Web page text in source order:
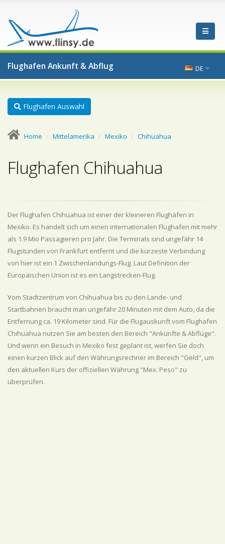
Flughafen Ankunft & Abflug DE
Flughafen Auswahl
Home Mittelamerika Mexiko Chihuahua
Flughafen Chihuahua
Der Flughafen Chihuahua ist einer der kleineren Flughäfen in
Mexiko. Es handelt sich um einen internationalen Flughafen mit mehr
als 1.9 Mio Passagieren pro Jahr. Die Terminals sind ungefähr 14
Flugstunden von Frankfurt entfernt und die kürzeste Verbindung
von hier ist ein 1 Zwischenlandungs-Flug. Laut Definition der
Europäischen Union ist es ein Langstrecken-Flug.
Vom Stadtzentrum von Chihuahua bis zu den Lande- und
Startbahnen braucht man ungefähr 20 Minuten mit dem Auto, da die
Entfernung ca. 19 Kilometer sind. Für die Flugauskunft vom Flughafen
Chihuahua nutzen Sie am besten den Bereich "Ankünfte & Abflüge".
Und wenn ein Besuch in Mexiko fest geplant ist, werfen Sie doch
einen kurzen Blick auf den Währungsrechner im Bereich "Geld", um
den aktuellen Kurs der offiziellen Währung "Mex. Peso" zu
überprüfen.